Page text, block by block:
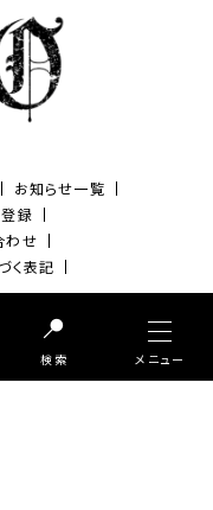
検索
ジ
お知らせ一覧
録
わせ
く表記